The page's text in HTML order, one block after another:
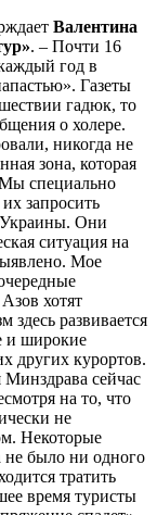
Валентина
. – Почти 16
год в
Газеты
гадюк, то
о холере.
никогда не
зона, которая
Мы специально
запросить
Они
ситуация на
Мое
хотят
здесь развивается
и широкие
других курортов.
сейчас
на то, что
не
Некоторые
не было ни одного
тратить
время туристы